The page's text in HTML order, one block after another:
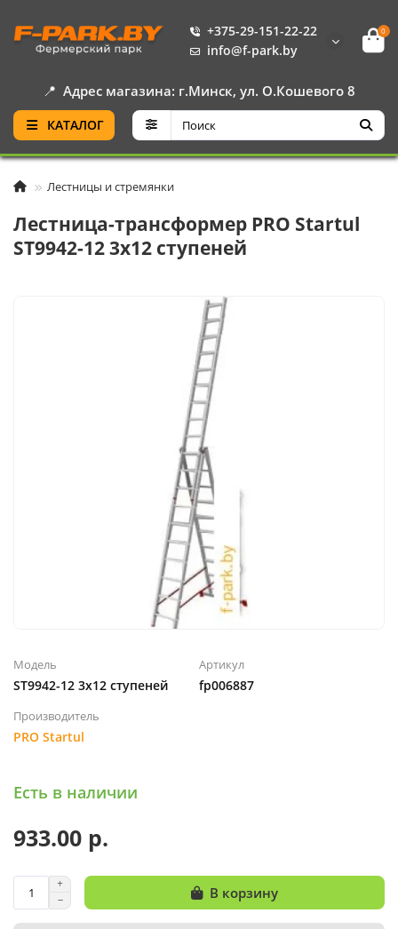
+375-29-151-22-22
info@f-park.by
0
📍 Адрес магазина: г.Минск, ул. О.Кошевого 8
КАТАЛОГ
Лестницы и стремянки
Лестница-трансформер PRO Startul
ST9942-12 3x12 ступеней
Модель
ST9942-12 3x12 ступеней
Артикул
fp006887
Производитель
PRO Startul
Есть в наличии
933.00 р.
В корзину